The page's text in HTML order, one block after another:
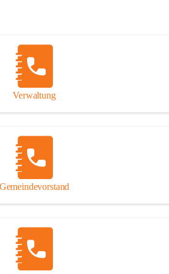
Verwaltung
Gemeindevorstand